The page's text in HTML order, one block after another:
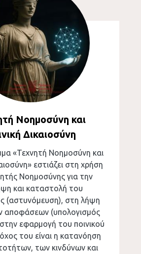
Νοημοσύνη και
Δικαιοσύνη
«Τεχνητή Νοημοσύνη και
εστιάζει στη χρήση
Νοημοσύνης για την
και καταστολή του
(αστυνόμευση), στη λήψη
αποφάσεων (υπολογισμός
εφαρμογή του ποινικού
του είναι η κατανόηση
των κινδύνων και